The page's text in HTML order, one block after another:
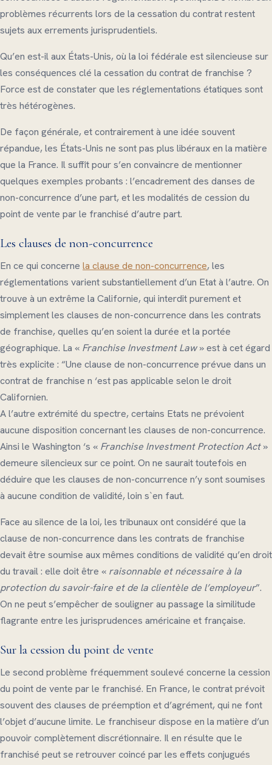
problèmes récurrents lors de la cessation du contrat restent
sujets aux errements jurisprudentiels.
Qu’en est-il aux États-Unis, où la loi fédérale est silencieuse sur
les conséquences clé la cessation du contrat de franchise ?
Force est de constater que les réglementations étatiques sont
très hétérogènes.
De façon générale, et contrairement à une idée souvent
répandue, les États-Unis ne sont pas plus libéraux en la matière
que la France. Il suffît pour s’en convaincre de mentionner
quelques exemples probants : l’encadrement des danses de
non-concurrence d’une part, et les modalités de cession du
point de vente par le franchisé d’autre part.
Les clauses de non-concurrence
En ce qui concerne la clause de non-concurrence, les
réglementations varient substantiellement d’un Etat à l’autre. On
trouve à un extrême la Californie, qui interdit purement et
simplement les clauses de non-concurrence dans les contrats
de franchise, quelles qu’en soient la durée et la portée
géographique. La « Franchise Investment Law» est à cet égard
très explicite : “Une clause de non-concurrence prévue dans un
contrat de franchise n ‘est pas applicable selon le droit
Californien.
A l’autre extrémité du spectre, certains Etats ne prévoient
aucune disposition concernant les clauses de non-concurrence.
Ainsi le Washington ‘s « Franchise Investment Protection Act»
demeure silencieux sur ce point. On ne saurait toutefois en
déduire que les clauses de non-concurrence n’y sont soumises
à aucune condition de validité, loin s`en faut.
Face au silence de la loi, les tribunaux ont considéré que la
clause de non-concurrence dans les contrats de franchise
devait être soumise aux mêmes conditions de validité qu’en droit
du travail : elle doit être « raisonnable et nécessaire à la
protection du savoir-faire et de la clientèle de l’employeur”.
On ne peut s’empêcher de souligner au passage la similitude
flagrante entre les jurisprudences américaine et française.
Sur la cession du point de vente
Le second problème fréquemment soulevé concerne la cession
du point de vente par le franchisé. En France, le contrat prévoit
souvent des clauses de préemption et d’agrément, qui ne font
l’objet d’aucune limite. Le franchiseur dispose en la matière d’un
pouvoir complètement discrétionnaire. Il en résulte que le
franchisé peut se retrouver coincé par les effets conjugués